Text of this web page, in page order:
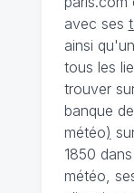
avec ses
ainsi
tous les
trouver
banque
météo)
1850
météo,